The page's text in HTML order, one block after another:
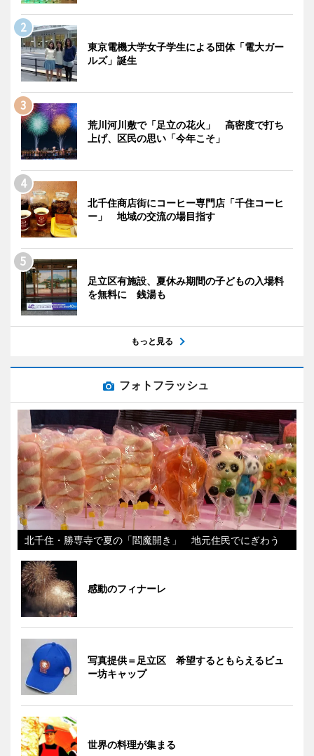
東京電機大学女子学生による団体「電大ガー
ルズ」誕生
荒川河川敷で「足立の花火」 高密度で打ち
上げ、区民の思い「今年こそ」
北千住商店街にコーヒー専門店「千住コーヒ
ー」 地域の交流の場目指す
足立区有施設、夏休み期間の子どもの入場料
を無料に 銭湯も
もっと見る
フォトフラッシュ
北千住・勝専寺で夏の「閻魔開き」 地元住民でにぎわう
感動のフィナーレ
写真提供＝足立区 希望するともらえるビュ
ー坊キャップ
世界の料理が集まる